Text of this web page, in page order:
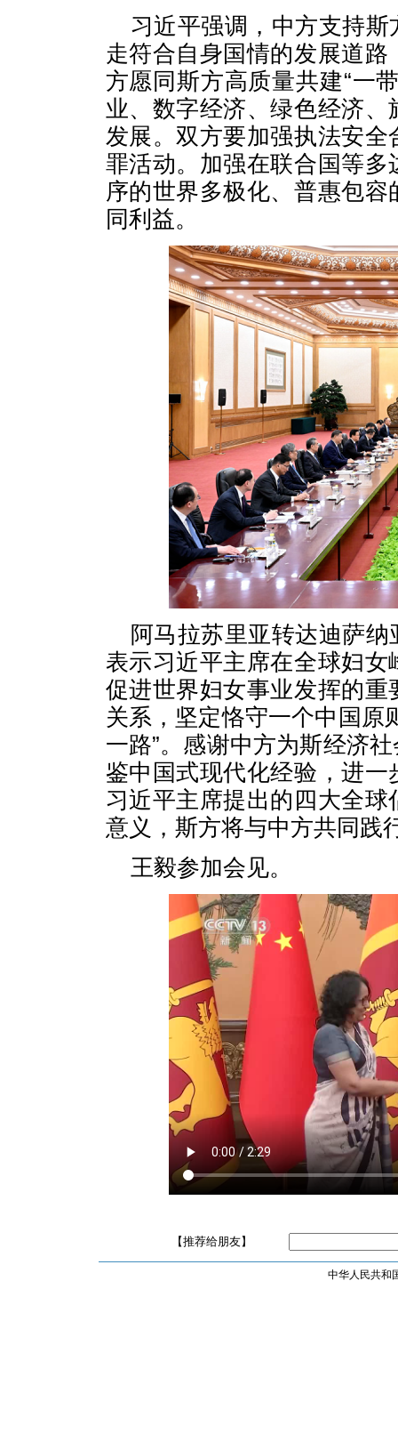
习近平强调，中方支持
走符合自身国情的发展道
方愿同斯方高质量共建“一
业、数字经济、绿色经济
发展。双方要加强执法安
罪活动。加强在联合国等
序的世界多极化、普惠包
同利益。
阿马拉苏里亚转达迪萨
表示习近平主席在全球妇
促进世界妇女事业发挥的
关系，坚定恪守一个中国原
一路”。感谢中方为斯经济
鉴中国式现代化经验，进
习近平主席提出的四大全
意义，斯方将与中方共同践
王毅参加会见。
【推荐给朋友】
中华人民共和